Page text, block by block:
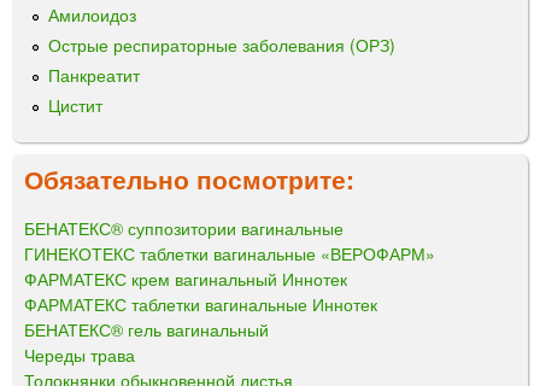
Амилоидоз
Острые респираторные заболевания (ОРЗ)
Панкреатит
Цистит
Обязательно посмотрите:
БЕНАТЕКС® суппозитории вагинальные
ГИНЕКОТЕКС таблетки вагинальные «ВЕРОФАРМ»
ФАРМАТЕКС крем вагинальный Иннотек
ФАРМАТЕКС таблетки вагинальные Иннотек
БЕНАТЕКС® гель вагинальный
Череды трава
Толокнянки обыкновенной листья